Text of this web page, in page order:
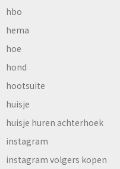
hbo
hema
hoe
hond
hootsuite
huisje
huisje huren achterhoek
instagram
instagram volgers kopen